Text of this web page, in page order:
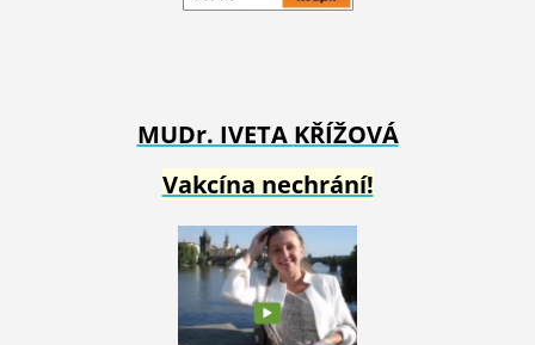
MUDr. IVETA KŘÍŽOVÁ
Vakcína nechrání!